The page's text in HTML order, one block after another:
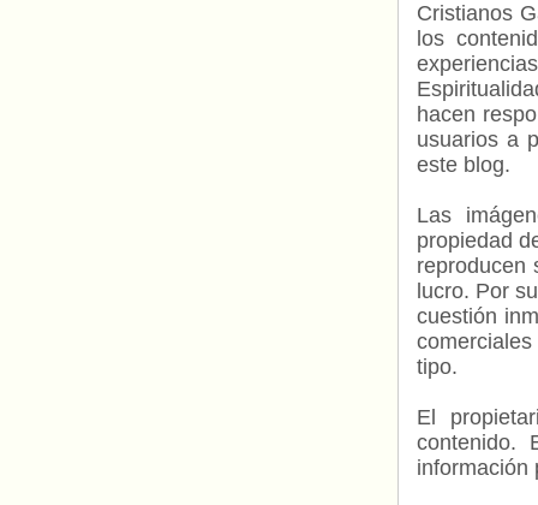
Cristianos
los
hacen
usuarios a
este blog.
Las
propiedad
reproducen
lucro. Por
cuestión
tipo.
El
contenido.
información